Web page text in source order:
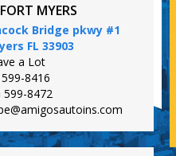
MYERS
Bridge pkwy #1
FL 33903
a Lot
8416
599-8472